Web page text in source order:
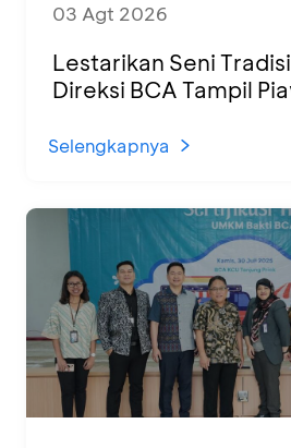
03 Agt 2026
Lestarikan Seni
Direksi BCA Tampil
Selengkapnya